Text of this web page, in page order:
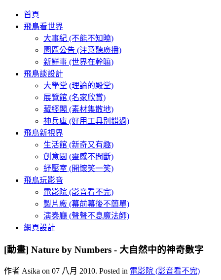
首頁
飛鳥看世界
大事紀 (不能不知曉)
園區公告 (注意聽廣播)
新鮮事 (世界在幹嘛)
飛鳥談設計
大學堂 (理論的殿堂)
展覽館 (名家欣賞)
藏經閣 (素材集散地)
神兵庫 (好用工具別錯過)
飛鳥新視界
生活館 (新奇又有趣)
創意園 (靈感不間斷)
紓壓室 (開懷笑一笑)
飛鳥玩影音
電影院 (影音看不完)
製片廠 (幕前幕後不簡單)
演奏廳 (聲聲不息魔法師)
網頁設計
[動畫] Nature by Numbers - 大自然中的神奇數字
作者 Asika on 07 八月 2010. Posted in 電影院 (影音看不完)